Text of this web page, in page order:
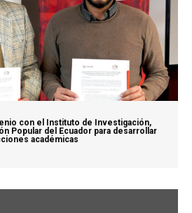
con el Instituto de Investigación,
Popular del Ecuador para desarrollar
académicas